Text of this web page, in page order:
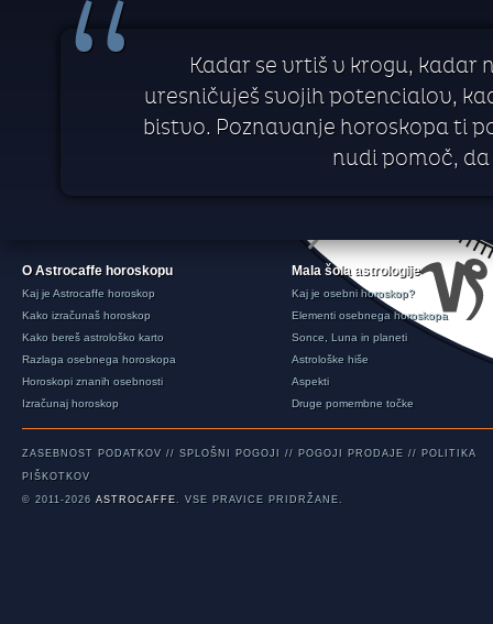
“
Kadar se vrtiš v krogu, kadar
uresničuješ svojih potencialov,
bistvo. Poznavanje horoskopa ti
nudi pomoč,
O Astrocaffe horoskopu
Kaj je Astrocaffe horoskop
Kako izračunaš horoskop
Kako bereš astrološko karto
Razlaga osebnega horoskopa
Horoskopi znanih osebnosti
Izračunaj horoskop
Mala šola astrologije
Kaj je osebni horoskop?
Elementi osebnega horoskopa
Sonce, Luna in planeti
Astrološke hiše
Aspekti
Druge pomembne točke
ZASEBNOST PODATKOV // SPLOŠNI POGOJI // POGOJI PRODAJE // POLITIKA
PIŠKOTKOV
© 2011-2026 ASTROCAFFE. VSE PRAVICE PRIDRŽANE.